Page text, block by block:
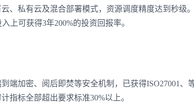
、私有云及混合部署模式，资源调度精度达到秒级。
上可获得3年200%的投资回报率。
端加密、阅后即焚等安全机制，已获得ISO27001、
指标全部超出要求标准30%以上。
登录客服云